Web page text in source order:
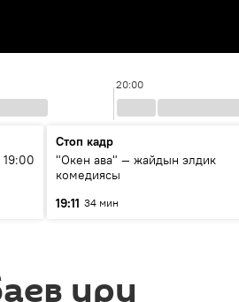
20:00
Стоп кадр
"Окен ава" — жайдын элдик
комедиясы
19:11 34 мин
ири